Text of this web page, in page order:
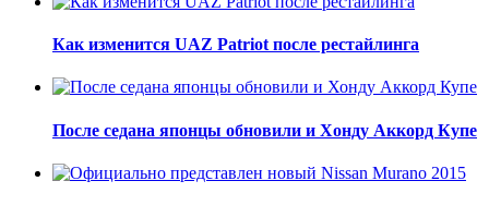
Как изменится UAZ Patriot после рестайлинга
После седана японцы обновили и Хонду Аккорд Купе